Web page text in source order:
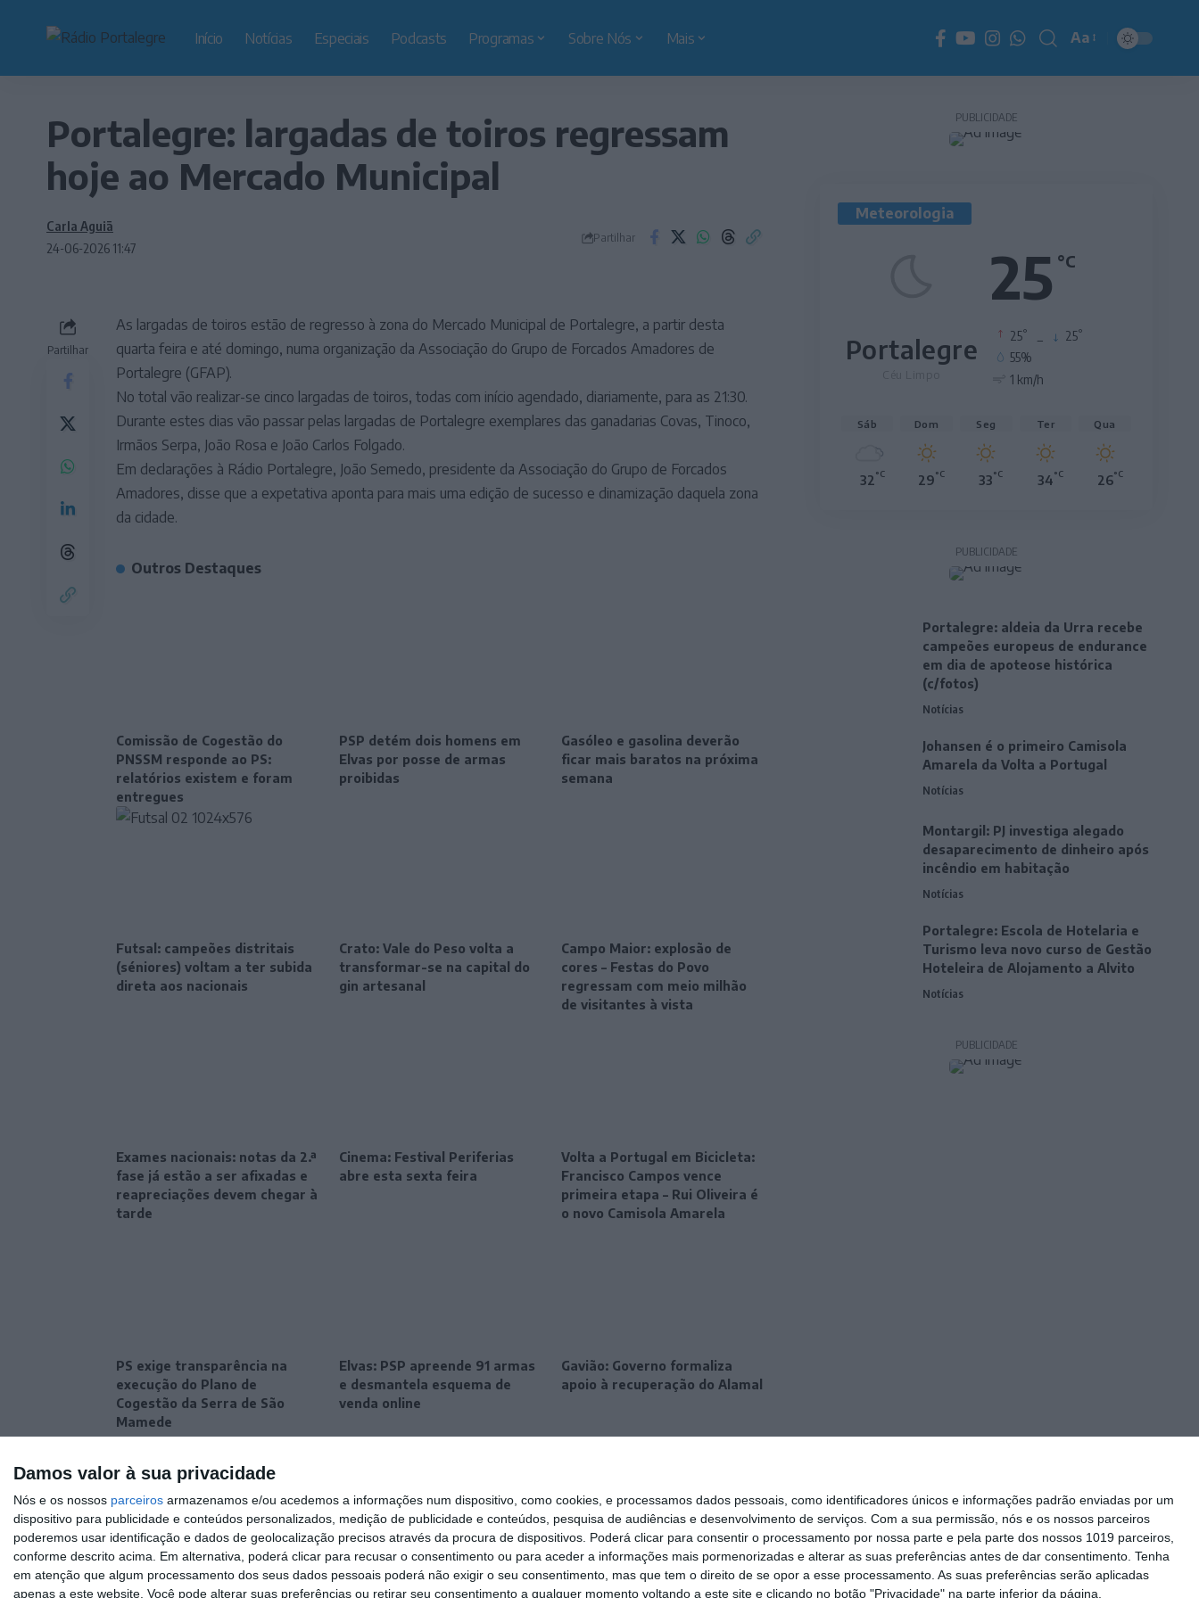
Damos valor à sua privacidade
Nós e os nossos parceiros armazenamos e/ou acedemos a informações num dispositivo, como cookies, e processamos dados pessoais, como identificadores únicos e informações padrão enviadas por um
dispositivo para publicidade e conteúdos personalizados, medição de publicidade e conteúdos, pesquisa de audiências e desenvolvimento de serviços. Com a sua permissão, nós e os nossos parceiros
poderemos usar identificação e dados de geolocalização precisos através da procura de dispositivos. Poderá clicar para consentir o processamento por nossa parte e pela parte dos nossos 1019 parceiros,
conforme descrito acima. Em alternativa, poderá clicar para recusar o consentimento ou para aceder a informações mais pormenorizadas e alterar as suas preferências antes de dar consentimento. Tenha
em atenção que algum processamento dos seus dados pessoais poderá não exigir o seu consentimento, mas que tem o direito de se opor a esse processamento. As suas preferências serão aplicadas
apenas a este website. Você pode alterar suas preferências ou retirar seu consentimento a qualquer momento voltando a este site e clicando no botão "Privacidade" na parte inferior da página.
Início Notícias Especiais Podcasts Programas Sobre Nós Mais
Redimensionador
de
Aa
Portalegre: largadas de toiros regressam
hoje ao Mercado Municipal
24-06-2026 11:47
Carla Aguiã
Partilhar
Partilhar
As largadas de toiros estão de regresso à zona do Mercado Municipal de Portalegre, a partir desta
quarta feira e até domingo, numa organização da Associação do Grupo de Forcados Amadores de
Portalegre (GFAP).
No total vão realizar-se cinco largadas de toiros, todas com início agendado, diariamente, para as 21:30.
Durante estes dias vão passar pelas largadas de Portalegre exemplares das ganadarias Covas, Tinoco,
Irmãos Serpa, João Rosa e João Carlos Folgado.
Em declarações à Rádio Portalegre, João Semedo, presidente da Associação do Grupo de Forcados
Amadores, disse que a expetativa aponta para mais uma edição de sucesso e dinamização daquela zona
da cidade.
Outros Destaques
Comissão de Cogestão do
PNSSM responde ao PS:
relatórios existem e foram
entregues
PSP detém dois homens em
Elvas por posse de armas
proibidas
Gasóleo e gasolina deverão
ficar mais baratos na próxima
semana
Futsal: campeões distritais
(séniores) voltam a ter subida
direta aos nacionais
Crato: Vale do Peso volta a
transformar-se na capital do
gin artesanal
Campo Maior: explosão de
cores – Festas do Povo
regressam com meio milhão
de visitantes à vista
Exames nacionais: notas da 2.ª
fase já estão a ser afixadas e
reapreciações devem chegar à
tarde
Cinema: Festival Periferias
abre esta sexta feira
Volta a Portugal em Bicicleta:
Francisco Campos vence
primeira etapa – Rui Oliveira é
o novo Camisola Amarela
PS exige transparência na
execução do Plano de
Cogestão da Serra de São
Mamede
Elvas: PSP apreende 91 armas
e desmantela esquema de
venda online
Gavião: Governo formaliza
apoio à recuperação do Alamal
PUBLICIDADE
Meteorologia
25 °C
Portalegre 25° 25°
55%
1 km/h
Sáb
32°C
Dom
29°C
Seg
33°C
Ter
34°C
Qua
26°C
PUBLICIDADE
Portalegre: aldeia da Urra recebe
campeões europeus de endurance
em dia de apoteose histórica
(c/fotos)
Notícias
Johansen é o primeiro Camisola
Amarela da Volta a Portugal
Notícias
Montargil: PJ investiga alegado
desaparecimento de dinheiro após
incêndio em habitação
Notícias
Portalegre: Escola de Hotelaria e
Turismo leva novo curso de Gestão
Hoteleira de Alojamento a Alvito
Notícias
PUBLICIDADE
Siga-nos